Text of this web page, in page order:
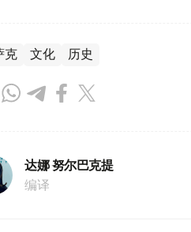
克 文化 历史
达娜 努尔巴克提
编译